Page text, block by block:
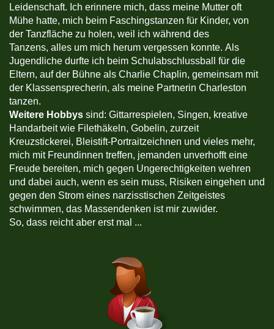
Leidenschaft. Ich erinnere mich, dass meine Mutter oft
Mühe hatte, mich beim Faschingstanzen für Kinder, von
der Tanzfläche zu holen, weil ich während des
Tanzens, alles um mich herum vergessen konnte. Als
Jugendliche durfte ich beim Schulabschlussball für die
Eltern, auf der Bühne als Charlie Chaplin, gemeinsam mit
der Klassensprecherin, als meine Partnerin Charleston
tanzen.
Weitere Hobbys sind: Gittarrespielen, Singen, kreative
Handarbeit wie Filethäkeln, Gobelin, zurzeit
Kreuzstickerei, Bleistift-Portraitzeichnen und vieles mehr,
mich mit Freundinnen treffen, jemanden unverhofft eine
Freude bereiten, mich gegen Ungerechtigkeiten wehren
und dabei auch, wenn es sein muss, Risiken eingehen und
gegen den Strom eines narzisstischen Zeitgeistes
schwimmen, das Massendenken ist mir zuwider.
So, dass reicht aber erst mal ...